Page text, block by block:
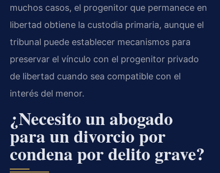
muchos casos, el progenitor que permanece en
libertad obtiene la custodia primaria, aunque el
tribunal puede establecer mecanismos para
preservar el vínculo con el progenitor privado
de libertad cuando sea compatible con el
interés del menor.
¿Necesito un abogado
para un divorcio por
condena por delito grave?